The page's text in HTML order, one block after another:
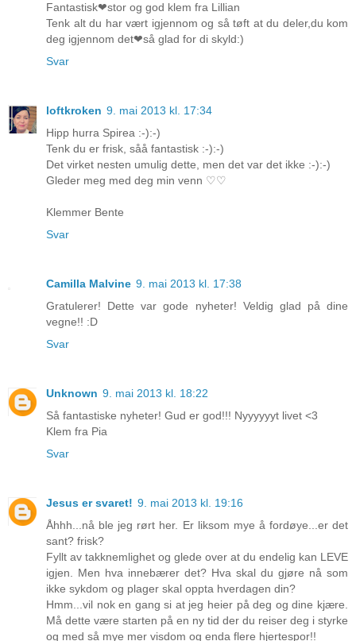
Fantastisk❤stor og god klem fra Lillian
Tenk alt du har vært igjennom og så tøft at du deler,du kom
deg igjennom det❤så glad for di skyld:)
Svar
loftkroken 9. mai 2013 kl. 17:34
Hipp hurra Spirea :-):-)
Tenk du er frisk, såå fantastisk :-):-)
Det virket nesten umulig dette, men det var det ikke :-):-)
Gleder meg med deg min venn ♡♡
Klemmer Bente
Svar
Camilla Malvine 9. mai 2013 kl. 17:38
Gratulerer! Dette var gode nyheter! Veldig glad på dine
vegne!! :D
Svar
Unknown 9. mai 2013 kl. 18:22
Så fantastiske nyheter! Gud er god!!! Nyyyyyyt livet <3
Klem fra Pia
Svar
Jesus er svaret! 9. mai 2013 kl. 19:16
Åhhh...nå ble jeg rørt her. Er liksom mye å fordøye...er det
sant? frisk?
Fyllt av takknemlighet og glede over at du endelig kan LEVE
igjen. Men hva innebærer det? Hva skal du gjøre nå som
ikke sykdom og plager skal oppta hverdagen din?
Hmm...vil nok en gang si at jeg heier på deg og dine kjære.
Må dette være starten på en ny tid der du reiser deg i styrke
og med så mye mer visdom og enda flere hjertespor!!